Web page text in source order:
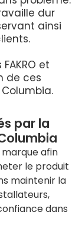
dur
ainsi
et
de ces
par la
afin
le produit
maintenir la
dans